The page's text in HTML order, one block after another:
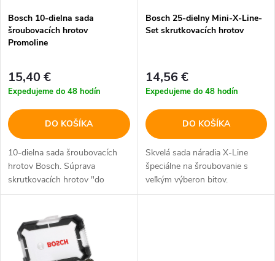
p
o
d
u
k
o
p
r
o
d
u
k
t
o
Bosch 10-dielna sada
šroubovacích hrotov
Promoline
15,40 €
Expedujeme do 48 hodín
DO KOŠÍKA
10-dielna sada šroubovacích
hrotov Bosch. Súprava
skrutkovacích hrotov "do
vačku".
Bosch 25-dielny Mini-X-Line-
Set skrutkovacích hrotov
14,56 €
Expedujeme do 48 hodín
DO KOŠÍKA
Skvelá sada náradia X-Line
špeciálne na šroubovanie s
veľkým výberon bitov.